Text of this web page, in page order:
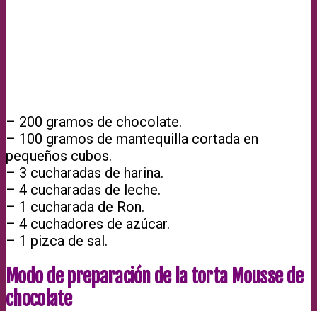
– 200 gramos de chocolate.
– 100 gramos de mantequilla cortada en
pequeños cubos.
– 3 cucharadas de harina.
– 4 cucharadas de leche.
– 1 cucharada de Ron.
– 4 cuchadores de azúcar.
– 1 pizca de sal.
Modo de preparación de la torta Mousse de
chocolate